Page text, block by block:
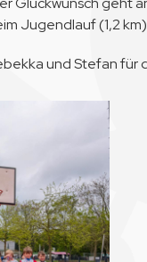
Jugendlauf (1,2
und Stefan